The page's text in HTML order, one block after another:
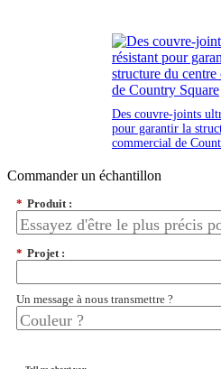
Des couvre-joints
pour garantir la
commercial de
Commander un échantillon
* Produit :
* Projet :
Un message à nous transmettre ?